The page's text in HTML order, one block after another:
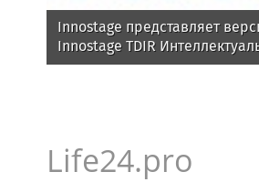
Innostage представляет
Innostage TDIR
автоматизация
Life24.pro